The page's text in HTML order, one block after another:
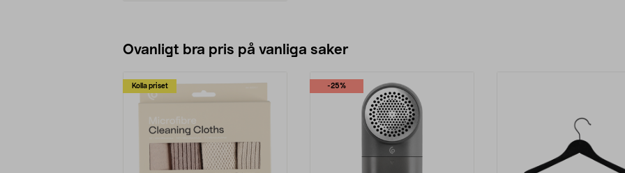
Ovanligt bra pris på vanliga saker
Kolla priset -25%